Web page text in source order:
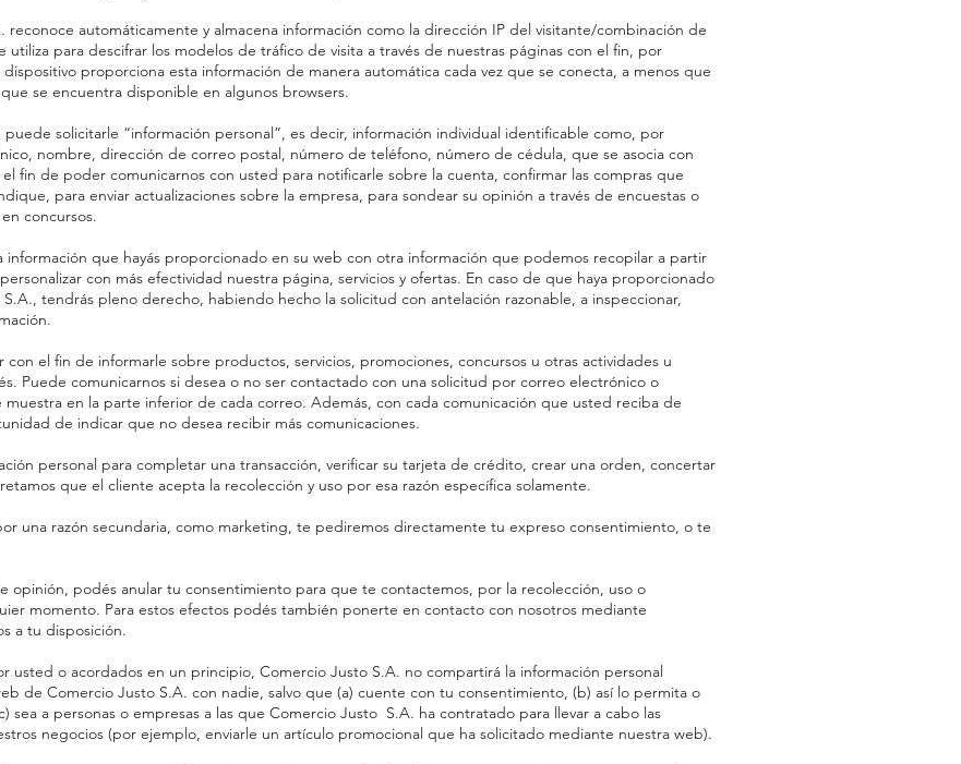
automáticamente y almacena información como la dirección IP del visitante/combinación de
para descifrar los modelos de tráfico de visita a través de nuestras páginas con el fin, por
proporciona esta información de manera automática cada vez que se conecta, a menos que
se encuentra disponible en algunos browsers.
solicitarle “información personal”, es decir, información individual identificable como, por
nombre, dirección de correo postal, número de teléfono, número de cédula, que se asocia con
fin de poder comunicarnos con usted para notificarle sobre la cuenta, confirmar las compras que
para enviar actualizaciones sobre la empresa, para sondear su opinión a través de encuestas o
concursos.
que hayás proporcionado en su web con otra información que podemos recopilar a partir
con más efectividad nuestra página, servicios y ofertas. En caso de que haya proporcionado
tendrás pleno derecho, habiendo hecho la solicitud con antelación razonable, a inspeccionar,
el fin de informarle sobre productos, servicios, promociones, concursos u otras actividades u
Puede comunicarnos si desea o no ser contactado con una solicitud por correo electrónico o
muestra en la parte inferior de cada correo. Además, con cada comunicación que usted reciba de
de indicar que no desea recibir más comunicaciones.
personal para completar una transacción, verificar su tarjeta de crédito, crear una orden, concertar
que el cliente acepta la recolección y uso por esa razón específica solamente.
una razón secundaria, como marketing, te pediremos directamente tu expreso consentimiento, o te
opinión, podés anular tu consentimiento para que te contactemos, por la recolección, uso o
momento. Para estos efectos podés también ponerte en contacto con nosotros mediante
a tu disposición.
usted o acordados en un principio, Comercio Justo S.A. no compartirá la información personal
de Comercio Justo S.A. con nadie, salvo que (a) cuente con tu consentimiento, (b) así lo permita o
sea a personas o empresas a las que Comercio Justo S.A. ha contratado para llevar a cabo las
negocios (por ejemplo, enviarle un artículo promocional que ha solicitado mediante nuestra web).